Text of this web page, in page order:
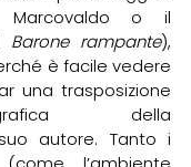
o il
Barone rampante),
è facile vedere
una trasposizione
della
autore. Tanto i